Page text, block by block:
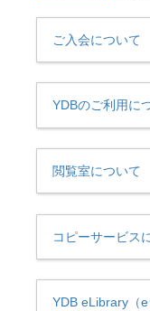
ご入会について
YDBのご利用に
閲覧室について
コピーサービス
YDB eLibrary（